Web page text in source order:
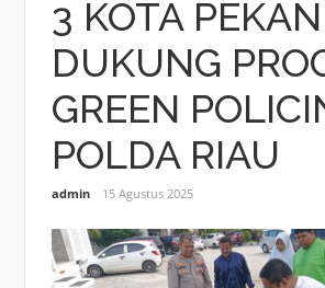
3 KOTA
DUKUNG
GREEN
POLDA RIAU
admin 15 Agustus 2025